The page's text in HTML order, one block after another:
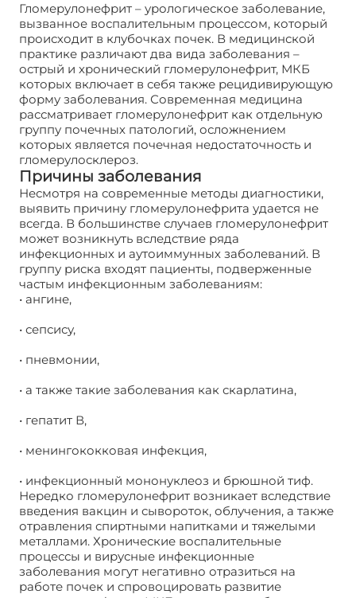
Гломерулонефрит – урологическое заболевание,
вызванное воспалительным процессом, который
происходит в клубочках почек. В медицинской
практике различают два вида заболевания –
острый и хронический гломерулонефрит, МКБ
которых включает в себя также рецидивирующую
форму заболевания. Современная медицина
рассматривает гломерулонефрит как отдельную
группу почечных патологий, осложнением
которых является почечная недостаточность и
гломерулосклероз.
Причины заболевания
Несмотря на современные методы диагностики,
выявить причину гломерулонефрита удается не
всегда. В большинстве случаев гломерулонефрит
может возникнуть вследствие ряда
инфекционных и аутоиммунных заболеваний. В
группу риска входят пациенты, подверженные
частым инфекционным заболеваниям:
• ангине,
• сепсису,
• пневмонии,
• а также такие заболевания как скарлатина,
• гепатит В,
• менингококковая инфекция,
• инфекционный мононуклеоз и брюшной тиф.
Нередко гломерулонефрит возникает вследствие
введения вакцин и сывороток, облучения, а также
отравления спиртными напитками и тяжелыми
металлами. Хронические воспалительные
процессы и вирусные инфекционные
заболевания могут негативно отразиться на
работе почек и спровоцировать развитие